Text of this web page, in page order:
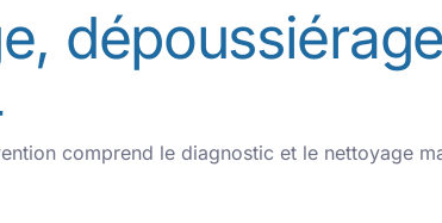
dépoussiérage
comprend le diagnostic et le nettoyage